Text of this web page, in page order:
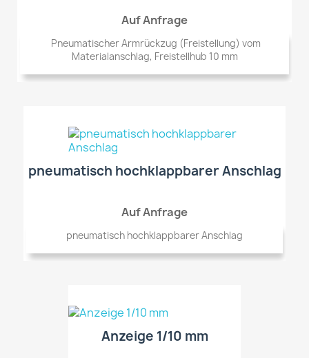
Auf Anfrage
Pneumatischer Armrückzug (Freistellung) vom
Materialanschlag, Freistellhub 10 mm
pneumatisch hochklappbarer Anschlag
Auf Anfrage
pneumatisch hochklappbarer Anschlag
Anzeige 1/10 mm